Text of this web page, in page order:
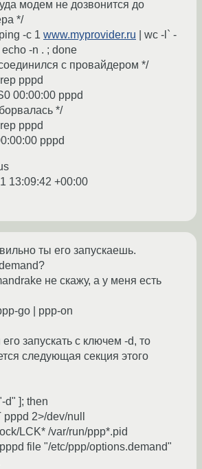
модем не дозвонится до
*/
-c 1 www.myprovider.ru | wc -l` -
-n . ; done
с провайдером */
pppd
00:00:00 pppd
*/
pppd
pppd
13:09:42 +00:00
ты его запускаешь.
не скажу, а у меня есть
go | ppp-on
запускать с ключем -d, то
следующая секция этого
d" ]; then
2>/dev/null
LCK* /var/run/ppp*.pid
file "/etc/ppp/options.demand"